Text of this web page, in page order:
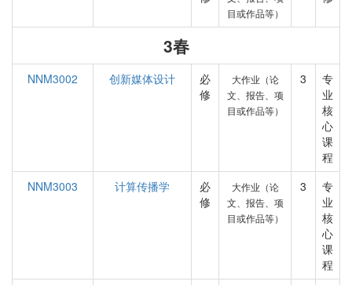
目或作品等）
3春
NNM3002 创新媒体设计
必
修
大作业（论
文、报告、项
目或作品等）
3
专
业
核
心
课
程
NNM3003
计算传播学
必
修
大作业（论
文、报告、项
目或作品等）
3
专
业
核
心
课
程